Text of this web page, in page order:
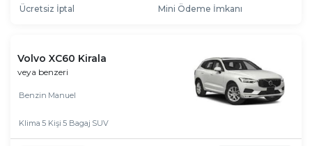
Ücretsiz İptal Mini Ödeme İmkanı
Volvo XC60 Kirala
veya benzeri
Benzin Manuel
Klima 5 Kişi 5 Bagaj SUV